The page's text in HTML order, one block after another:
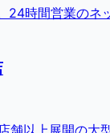
24時間営業のネ
舗以上展開の大